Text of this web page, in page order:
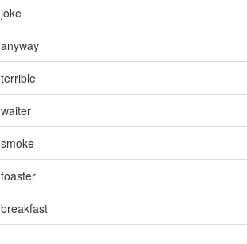
joke
anyway
terrible
waiter
smoke
toaster
breakfast